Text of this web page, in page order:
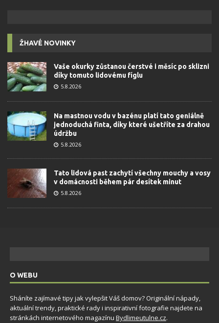
ŽHAVÉ NOVINKY
Vaše okurky zůstanou čerstvé i měsíc po sklizni
díky tomuto lidovému fíglu
5.8.2026
Na mastnou vodu v bazénu platí tato geniálně
jednoduchá finta, díky které ušetříte za drahou
údržbu
5.8.2026
Tato lidová past zachytí všechny mouchy a vosy
v domácnosti během pár desítek minut
5.8.2026
O WEBU
Sháníte zajímavé tipy jak vylepšit Váš domov? Originální nápady,
aktuální trendy, praktické rady i inspirativní fotografie najdete na
stránkách internetového magazínu Bydlimeutulne.cz.